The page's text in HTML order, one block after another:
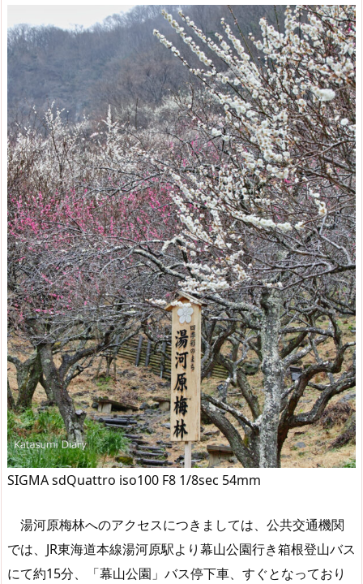
SIGMA sdQuattro iso100 F8 1/8sec 54mm
湯河原梅林へのアクセスにつきましては、公共交通機関
では、JR東海道本線湯河原駅より幕山公園行き箱根登山バス
にて約15分、「幕山公園」バス停下車、すぐとなっており